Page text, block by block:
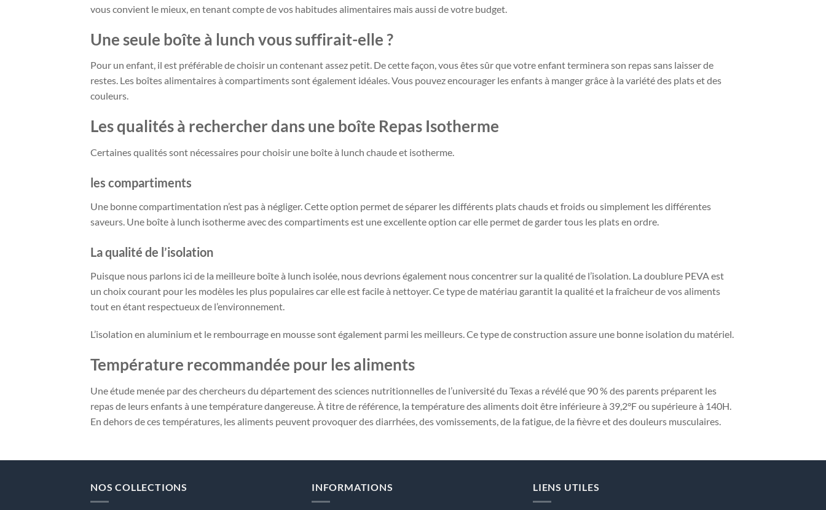
vous convient le mieux, en tenant compte de vos habitudes alimentaires mais aussi de votre budget.
Une seule boîte à lunch vous suffirait-elle ?
Pour un enfant, il est préférable de choisir un contenant assez petit. De cette façon, vous êtes sûr que votre enfant terminera son repas sans laisser de
restes. Les boîtes alimentaires à compartiments sont également idéales. Vous pouvez encourager les enfants à manger grâce à la variété des plats et des
couleurs.
Les qualités à rechercher dans une boîte Repas Isotherme
Certaines qualités sont nécessaires pour choisir une boîte à lunch chaude et isotherme.
les compartiments
Une bonne compartimentation n’est pas à négliger. Cette option permet de séparer les différents plats chauds et froids ou simplement les différentes
saveurs. Une boîte à lunch isotherme avec des compartiments est une excellente option car elle permet de garder tous les plats en ordre.
La qualité de l’isolation
Puisque nous parlons ici de la meilleure boîte à lunch isolée, nous devrions également nous concentrer sur la qualité de l’isolation. La doublure PEVA est
un choix courant pour les modèles les plus populaires car elle est facile à nettoyer. Ce type de matériau garantit la qualité et la fraîcheur de vos aliments
tout en étant respectueux de l’environnement.
L’isolation en aluminium et le rembourrage en mousse sont également parmi les meilleurs. Ce type de construction assure une bonne isolation du matériel.
Température recommandée pour les aliments
Une étude menée par des chercheurs du département des sciences nutritionnelles de l’université du Texas a révélé que 90 % des parents préparent les
repas de leurs enfants à une température dangereuse. À titre de référence, la température des aliments doit être inférieure à 39,2°F ou supérieure à 140H.
En dehors de ces températures, les aliments peuvent provoquer des diarrhées, des vomissements, de la fatigue, de la fièvre et des douleurs musculaires.
NOS COLLECTIONS INFORMATIONS LIENS UTILES